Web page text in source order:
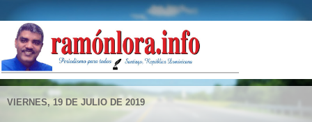
VIERNES, 19 DE JULIO DE 2019